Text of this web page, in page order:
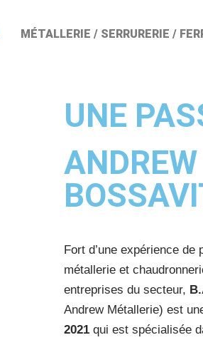
MÉTALLERIE / SERRURERIE /
UNE
ANDREW
Fort d’une expérience de
métallerie et
entreprises du secteur,
Andrew Métallerie) est
2021qui est spécialisée